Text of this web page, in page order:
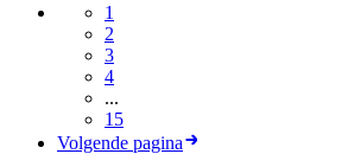
1
2
3
4
...
15
Volgende pagina